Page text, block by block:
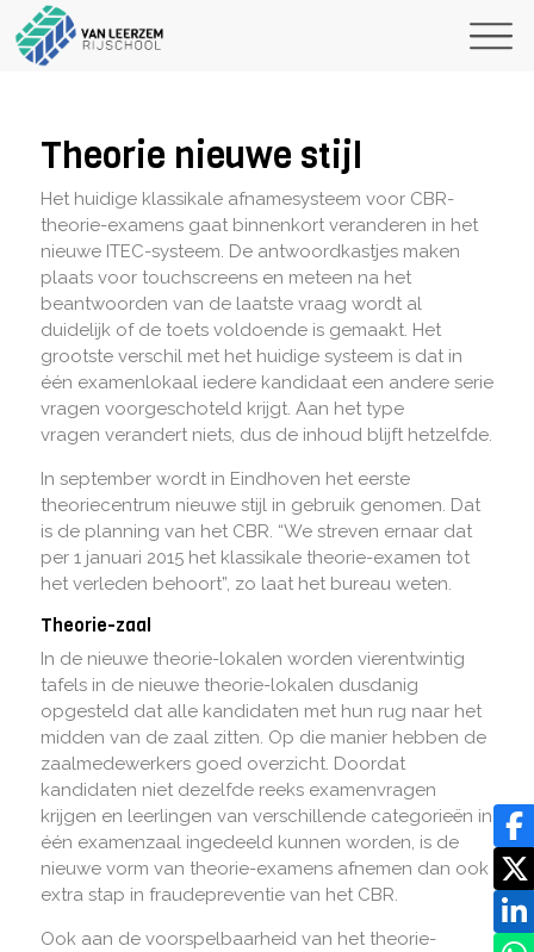
Theorie nieuwe stijl
Het huidige klassikale afnamesysteem voor CBR-
theorie-examens gaat binnenkort veranderen in het
nieuwe ITEC-systeem. De antwoordkastjes maken
plaats voor touchscreens en meteen na het
beantwoorden van de laatste vraag wordt al
duidelijk of de toets voldoende is gemaakt. Het
grootste verschil met het huidige systeem is dat in
één examenlokaal iedere kandidaat een andere serie
vragen voorgeschoteld krijgt. Aan het type
vragen verandert niets, dus de inhoud blijft hetzelfde.
In september wordt in Eindhoven het eerste
theoriecentrum nieuwe stijl in gebruik genomen. Dat
is de planning van het CBR. “We streven ernaar dat
per 1 januari 2015 het klassikale theorie-examen tot
het verleden behoort”, zo laat het bureau weten.
Theorie-zaal
In de nieuwe theorie-lokalen worden vierentwintig
tafels in de nieuwe theorie-lokalen dusdanig
opgesteld dat alle kandidaten met hun rug naar het
midden van de zaal zitten. Op die manier hebben de
zaalmedewerkers goed overzicht. Doordat
kandidaten niet dezelfde reeks examenvragen
krijgen en leerlingen van verschillende categorieën in
één examenzaal ingedeeld kunnen worden, is de
nieuwe vorm van theorie-examens afnemen dan ook
extra stap in fraudepreventie van het CBR.
Ook aan de voorspelbaarheid van het theorie-